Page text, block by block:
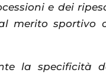
e dei
merito sportivo
la specificità